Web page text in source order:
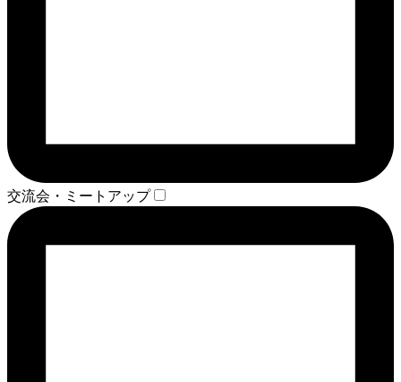
交流会・ミートアップ